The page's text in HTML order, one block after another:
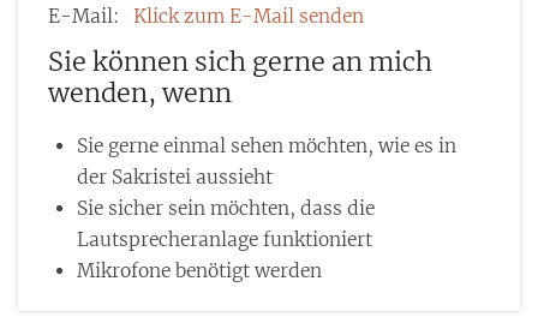
E-Mail: Klick zum E-Mail senden
Sie können sich gerne an mich
wenden, wenn
Sie gerne einmal sehen möchten, wie es in
der Sakristei aussieht
Sie sicher sein möchten, dass die
Lautsprecheranlage funktioniert
Mikrofone benötigt werden